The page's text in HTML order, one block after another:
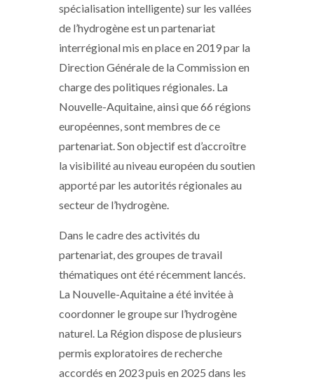
spécialisation intelligente) sur les vallées
de l’hydrogène est un partenariat
interrégional mis en place en 2019 par la
Direction Générale de la Commission en
charge des politiques régionales. La
Nouvelle-Aquitaine, ainsi que 66 régions
européennes, sont membres de ce
partenariat. Son objectif est d’accroître
la visibilité au niveau européen du soutien
apporté par les autorités régionales au
secteur de l’hydrogène.
Dans le cadre des activités du
partenariat, des groupes de travail
thématiques ont été récemment lancés.
La Nouvelle-Aquitaine a été invitée à
coordonner le groupe sur l’hydrogène
naturel. La Région dispose de plusieurs
permis exploratoires de recherche
accordés en 2023 puis en 2025 dans les